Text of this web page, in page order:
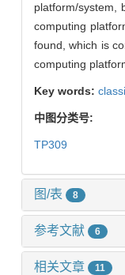
platform/system,
computing
found, which is
computing
Key words:
中图分类号:
TP309
图/表 8
参考文献 6
相关文章 11